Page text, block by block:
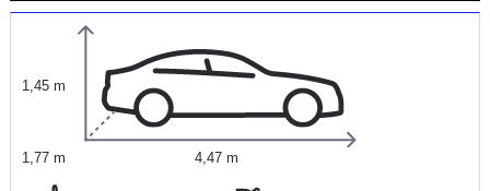
1,45 m
1,77 m 4,47 m